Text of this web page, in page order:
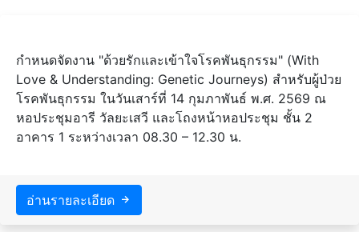
กำหนดจัดงาน "ด้วยรักและเข้าใจโรคพันธุกรรม" (With
Love & Understanding: Genetic Journeys) สำหรับผู้ป่วย
โรคพันธุกรรม ในวันเสาร์ที่ 14 กุมภาพันธ์ พ.ศ. 2569 ณ
หอประชุมอารี วัลยะเสวี และโถงหน้าหอประชุม ชั้น 2
อาคาร 1 ระหว่างเวลา 08.30 – 12.30 น.
อ่านรายละเอียด